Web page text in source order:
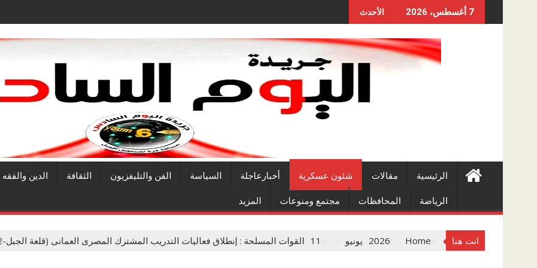
to
7 أغسطس، 2026 الأحدث
الرئيسية مقالات شئون عسكرية أخبارعاجلة السياسة الفن والتليفزيون الثقافة الدين والفقه
الرياضة المحافظات مجتمع ومنوعات المزيد
انت هنا Home
2026 يونيو 11 القوات المسلحة : إنطلاق فعاليات التدريب المشترك المصرى العمانى (قلعة الجبل-2) فى مجال القوات الخاصة